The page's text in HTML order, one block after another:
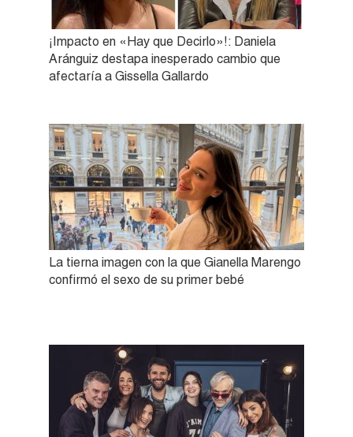
¡Impacto en «Hay que Decirlo»!: Daniela
Aránguiz destapa inesperado cambio que
afectaría a Gissella Gallardo
La tierna imagen con la que Gianella Marengo
confirmó el sexo de su primer bebé